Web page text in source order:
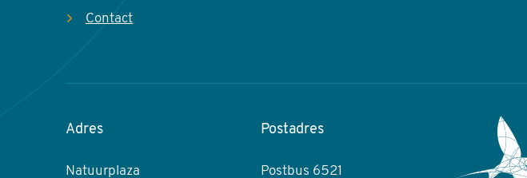
Contact
Adres
Natuurplaza
Postadres
Postbus 6521